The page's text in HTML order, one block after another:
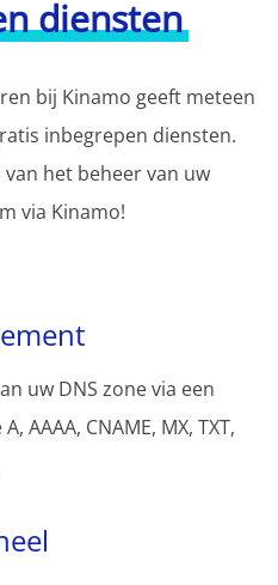
diensten
bij Kinamo geeft meteen
inbegrepen diensten.
het beheer van uw
via Kinamo!
uw DNS zone via een
AAAA, CNAME, MX, TXT,